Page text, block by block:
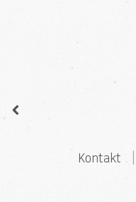
Kontakt